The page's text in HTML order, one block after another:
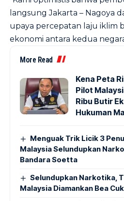
langsung Jakarta – Nagoya
upaya percepatan laju iklim
ekonomi antara kedua
More Read
Kena Peta
Pilot
Ribu Butir
Hukuman
Menguak Trik Licik 3
Malaysia Selundupkan
Bandara Soetta
Selundupkan Narkotika,
Malaysia Diamankan Bea